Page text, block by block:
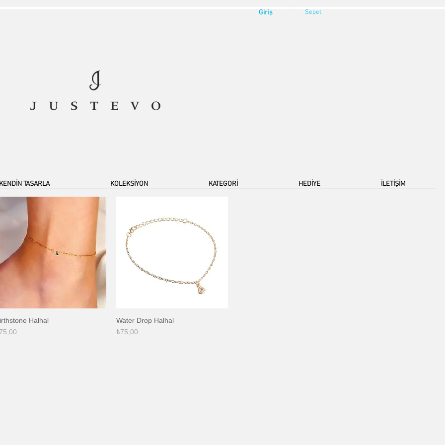
Sepet
Giriş
KENDİN TASARLA KOLEKSİYON KATEGORİ HEDİYE İLETİŞİM
Hızlı Bakış
Halhal
Hızlı Bakış
Water Drop Halhal
Fiyat
₺75,00